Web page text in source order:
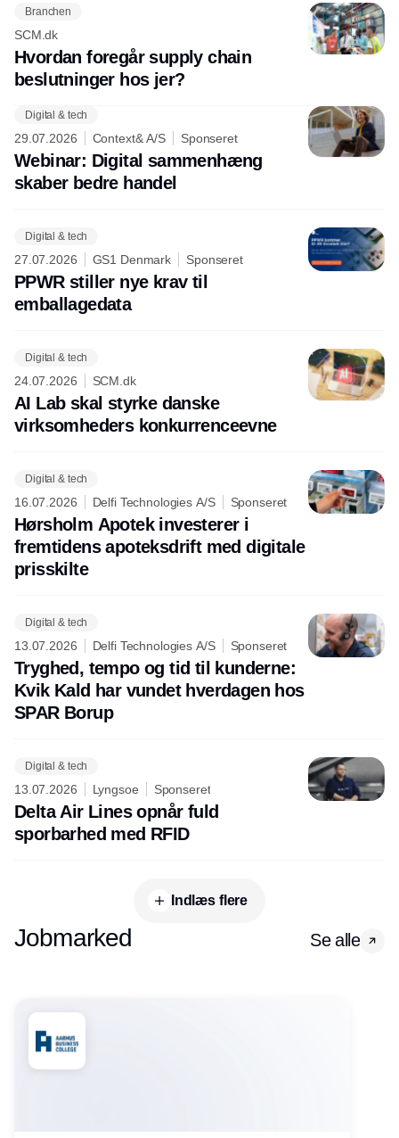
Branchen
SCM.dk
Hvordan foregår supply chain
beslutninger hos jer?
Digital & tech
29.07.2026 Context& A/S Sponseret
Webinar: Digital sammenhæng
skaber bedre handel
Digital & tech
27.07.2026 GS1 Denmark Sponseret
PPWR stiller nye krav til
emballagedata
Digital & tech
24.07.2026 SCM.dk
AI Lab skal styrke danske
virksomheders konkurrenceevne
Digital & tech
16.07.2026 Delfi Technologies A/S Sponseret
Hørsholm Apotek investerer i
fremtidens apoteksdrift med digitale
prisskilte
Digital & tech
13.07.2026 Delfi Technologies A/S Sponseret
Tryghed, tempo og tid til kunderne:
Kvik Kald har vundet hverdagen hos
SPAR Borup
Digital & tech
13.07.2026 Lyngsoe Sponseret
Delta Air Lines opnår fuld
sporbarhed med RFID
Indlæs flere
Jobmarked Se alle